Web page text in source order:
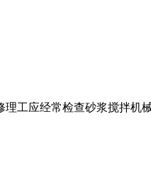
工应经常检查砂浆搅拌机